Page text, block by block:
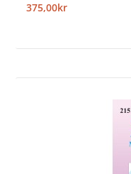
375,00kr